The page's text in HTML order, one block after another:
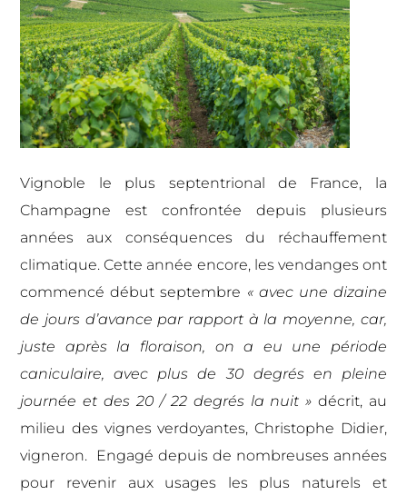
Vignoble le plus septentrional de France, la
Champagne est confrontée depuis plusieurs
années aux conséquences du réchauffement
climatique. Cette année encore, les vendanges ont
commencé début septembre « avec une dizaine
de jours d’avance par rapport à la moyenne, car,
juste après la floraison, on a eu une période
caniculaire, avec plus de 30 degrés en pleine
journée et des 20 / 22 degrés la nuit » décrit, au
milieu des vignes verdoyantes, Christophe Didier,
vigneron. Engagé depuis de nombreuses années
pour revenir aux usages les plus naturels et